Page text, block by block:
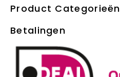
Product Categorieën
Betalingen